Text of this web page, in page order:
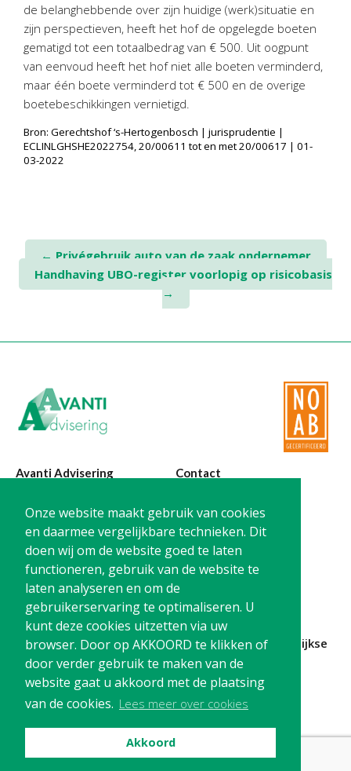
Onze website maakt gebruik van cookies
en daarmee vergelijkbare technieken. Dit
doen wij om de website goed te laten
functioneren, gebruik van de website te
laten analyseren en om de
gebruikerservaring te optimaliseren. U
kunt deze cookies uitzetten via uw
browser. Door op AKKOORD te klikken of
door verder gebruik te maken van de
website gaat u akkoord met de plaatsing
van de cookies. Lees meer over cookies
Akkoord
AvantiOnline
BaseCone – Facturen
Klantenportaal – Online dossiers
de belanghebbende over zijn huidige (werk)situatie en
zijn perspectieven, heeft het hof de opgelegde boeten
gematigd tot een totaalbedrag van € 500. Uit oogpunt
van eenvoud heeft het hof niet alle boeten verminderd,
maar één boete verminderd tot € 500 en de overige
boetebeschikkingen vernietigd.
Bron: Gerechtshof ‘s-Hertogenbosch | jurisprudentie |
ECLINLGHSHE2022754, 20/00611 tot en met 20/00617 | 01-
03-2022
Post
navigation
← Privégebruik auto van de zaak ondernemer
Handhaving UBO-register voorlopig op risicobasis
→
Avanti Advisering
Poelstraat 4
1441 RR Purmerend
Contact
T: 0299-420870
@:
info@avanti-
advisering.nl
BTW: NL861212733B01
Blijf op de hoogte en schrijf je in voor onze maandelijkse
nieuwsbrief
Schrijf me in!
Privacy Cookies Disclaimer